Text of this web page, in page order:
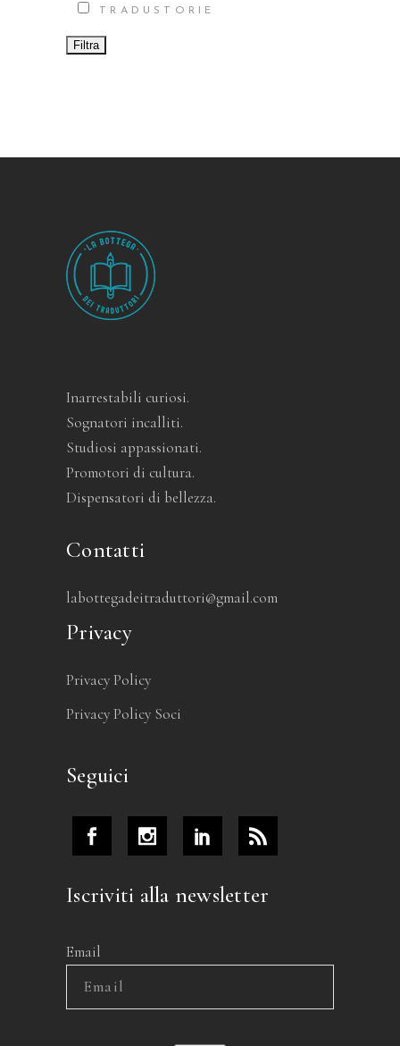
TRADUSTORIE
Inarrestabili curiosi.
Sognatori incalliti.
Studiosi appassionati.
Promotori di cultura.
Dispensatori di bellezza.
Contatti
labottegadeitraduttori@gmail.com
Privacy
Privacy Policy
Privacy Policy Soci
Seguici
Iscriviti alla newsletter
Email